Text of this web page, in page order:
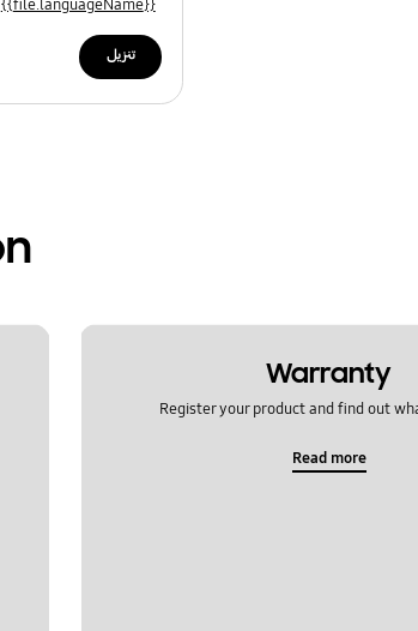
{{file.languageName}}
تنزيل
Warranty
Register your product and find out
Read more